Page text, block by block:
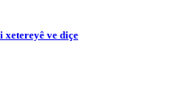
ve diçe